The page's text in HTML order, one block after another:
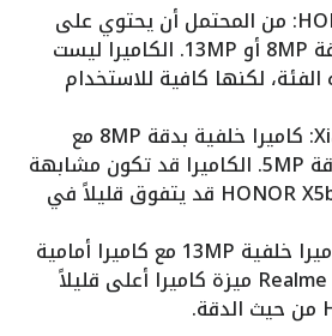
هاتف HONOR X5b: من المحتمل أن يحتوي على
كاميرا خلفية بدقة 8MP أو 13MP. الكاميرا ليست
لكنها كافية للاستخدام
Xiaomi Redmi A1: كاميرا خلفية بدقة 8MP مع
كاميرا أمامية بدقة 5MP. الكاميرا قد تكون مشابهة
في الأداء، لكن HONOR X5b قد يتفوق قليلاً في
Realme C11: كاميرا خلفية 13MP مع كاميرا أمامية
5MP. تقدم Realme C11 ميزة كاميرا أعلى قليلاً